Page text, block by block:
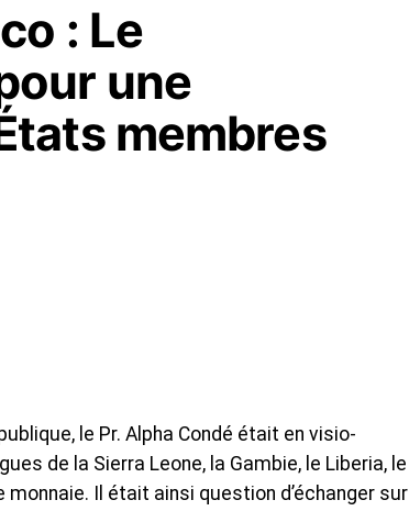
: Le
une
membres
le Pr. Alpha Condé était en visio-
de la Sierra Leone, la Gambie, le Liberia, le
Il était ainsi question d’échanger sur